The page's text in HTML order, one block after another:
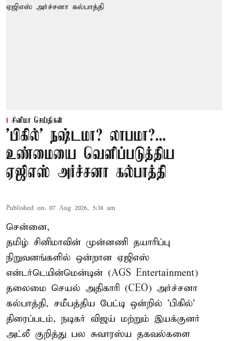
சினிமா செய்திகள்
'பிகில்' நஷ்டமா? லாபமா?...
உண்மையை வெளிப்படுத்திய
ஏஜிஎஸ் அர்ச்சனா கல்பாத்தி
Published on: 07 Aug 2026, 5:38 am
சென்னை,
தமிழ் சினிமாவின் முன்னணி தயாரிப்பு
நிறுவனங்களில் ஒன்றான ஏஜிஎஸ்
என்டர்டெயின்மென்டின் (AGS Entertainment)
தலைமை செயல் அதிகாரி (CEO) அர்ச்சனா
கல்பாத்தி, சமீபத்திய பேட்டி ஒன்றில் 'பிகில்'
திரைப்படம், நடிகர் விஜய் மற்றும் இயக்குனர்
அட்லீ குறித்து பல சுவாரஸ்ய தகவல்களை